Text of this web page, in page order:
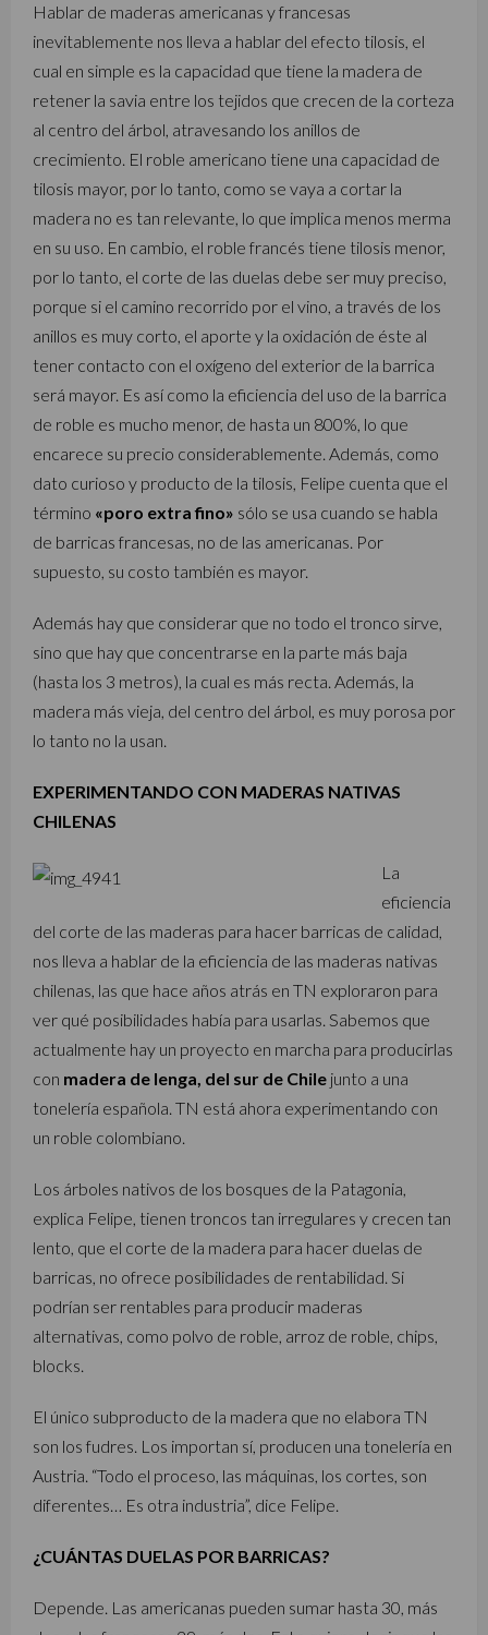
Hablar de maderas americanas y francesas
inevitablemente nos lleva a hablar del efecto tilosis, el
cual en simple es la capacidad que tiene la madera de
retener la savia entre los tejidos que crecen de la corteza
al centro del árbol, atravesando los anillos de
crecimiento. El roble americano tiene una capacidad de
tilosis mayor, por lo tanto, como se vaya a cortar la
madera no es tan relevante, lo que implica menos merma
en su uso. En cambio, el roble francés tiene tilosis menor,
por lo tanto, el corte de las duelas debe ser muy preciso,
porque si el camino recorrido por el vino, a través de los
anillos es muy corto, el aporte y la oxidación de éste al
tener contacto con el oxígeno del exterior de la barrica
será mayor. Es así como la eficiencia del uso de la barrica
de roble es mucho menor, de hasta un 800%, lo que
encarece su precio considerablemente. Además, como
dato curioso y producto de la tilosis, Felipe cuenta que el
término «poro extra fino» sólo se usa cuando se habla
de barricas francesas, no de las americanas. Por
supuesto, su costo también es mayor.
Además hay que considerar que no todo el tronco sirve,
sino que hay que concentrarse en la parte más baja
(hasta los 3 metros), la cual es más recta. Además, la
madera más vieja, del centro del árbol, es muy porosa por
lo tanto no la usan.
EXPERIMENTANDO CON MADERAS NATIVAS
CHILENAS
La
eficiencia
del corte de las maderas para hacer barricas de calidad,
nos lleva a hablar de la eficiencia de las maderas nativas
chilenas, las que hace años atrás en TN exploraron para
ver qué posibilidades había para usarlas. Sabemos que
actualmente hay un proyecto en marcha para producirlas
con madera de lenga, del sur de Chile junto a una
tonelería española. TN está ahora experimentando con
un roble colombiano.
Los árboles nativos de los bosques de la Patagonia,
explica Felipe, tienen troncos tan irregulares y crecen tan
lento, que el corte de la madera para hacer duelas de
barricas, no ofrece posibilidades de rentabilidad. Si
podrían ser rentables para producir maderas
alternativas, como polvo de roble, arroz de roble, chips,
blocks.
El único subproducto de la madera que no elabora TN
son los fudres. Los importan sí, producen una tonelería en
Austria. “Todo el proceso, las máquinas, los cortes, son
diferentes… Es otra industria”, dice Felipe.
¿CUÁNTAS DUELAS POR BARRICAS?
Depende. Las americanas pueden sumar hasta 30, más